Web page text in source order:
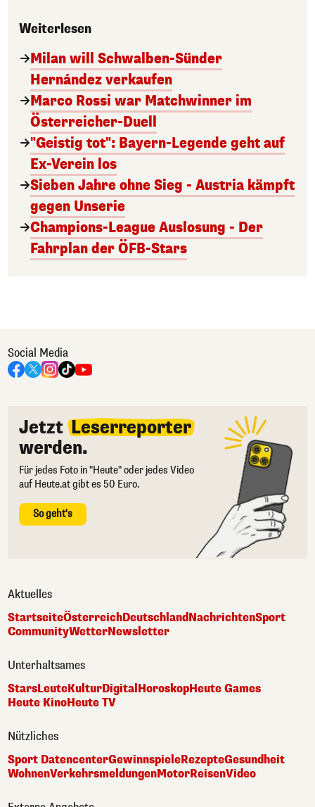
Weiterlesen
Milan will Schwalben-Sünder
Hernández verkaufen
Marco Rossi war Matchwinner im
Österreicher-Duell
"Geistig tot": Bayern-Legende geht auf
Ex-Verein los
Sieben Jahre ohne Sieg - Austria kämpft
gegen Unserie
Champions-League Auslosung - Der
Fahrplan der ÖFB-Stars
Social Media
Jetzt Leserreporter
werden.
Für jedes Foto in "Heute" oder jedes Video
auf Heute.at gibt es 50 Euro.
So geht's
Aktuelles
StartseiteÖsterreichDeutschlandNachrichtenSport
CommunityWetterNewsletter
Unterhaltsames
StarsLeuteKulturDigital HoroskopHeute Games
Heute KinoHeute TV
Nützliches
Sport DatencenterGewinnspieleRezepteGesundheit
WohnenVerkehrsmeldungenMotorReisenVideo